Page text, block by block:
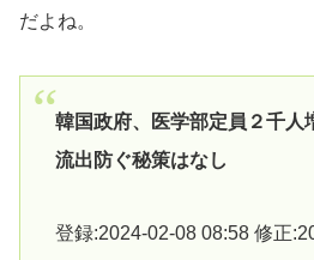
だよね。
韓国政府、医学部定員２千
流出防ぐ秘策はなし
登録:2024-02-08 08:58 修正